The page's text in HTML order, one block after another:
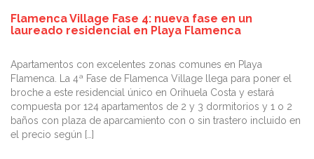
Flamenca Village Fase 4: nueva fase en un
laureado residencial en Playa Flamenca
Apartamentos con excelentes zonas comunes en Playa
Flamenca. La 4ª Fase de Flamenca Village llega para poner el
broche a este residencial único en Orihuela Costa y estará
compuesta por 124 apartamentos de 2 y 3 dormitorios y 1 o 2
baños con plaza de aparcamiento con o sin trastero incluido en
el precio según […]